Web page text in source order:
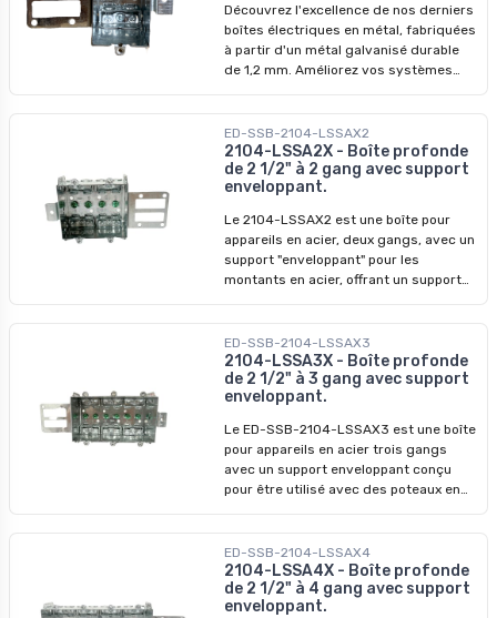
Découvrez l'excellence de nos derniers
boîtes électriques en métal, fabriquées
à partir d'un métal galvanisé durable
de 1,2 mm. Améliorez vos systèmes
surpasser les modèles précédents. Ne
manquez pas nos prix imbattables -
profitez-en pour révolutionner vos
installations dès aujourd'hui !
ED-SSB-2104-LSSAX2
2104-LSSA2X - Boîte profonde
de 2 1/2" à 2 gang avec support
enveloppant.
Le 2104-LSSAX2 est une boîte pour
appareils en acier, deux gangs, avec un
support "enveloppant" pour les
montants en acier, offrant un support
Matériau : Acier - Dimensions : H 3 po x
L 3-3/4 po x P 2-1/2 po - Volume : 25.5
po cu - Pinces pour câbles sous gaine
non métallique ou câbles armés -
pour l'installation sur des montants
métalliques - Non-agrafable
ED-SSB-2104-LSSAX3
2104-LSSA3X - Boîte profonde
de 2 1/2" à 3 gang avec support
enveloppant.
Le ED-SSB-2104-LSSAX3 est une boîte
pour appareils en acier trois gangs
avec un support enveloppant conçu
pour être utilisé avec des poteaux en
5-1/2 po, P 2-1/2 po - Volume : 37.5 po
cu - Pinces pour câbles sous gaine non
métallique ou câbles armés -
Installation : Spécifiquement conçu
ED-SSB-2104-LSSAX4
2104-LSSA4X - Boîte profonde
de 2 1/2" à 4 gang avec support
enveloppant.